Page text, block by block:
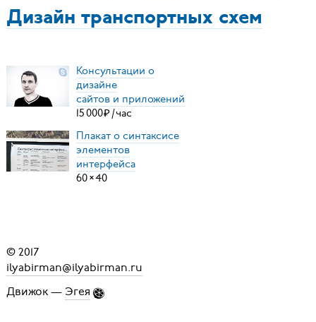
Дизайн транспортных схем
Консультации о
дизайне
сайтов и приложений
15000₽ /час
Плакат о синтаксисе
элементов
интерфейса
60×40
© 2017
ilyabirman@ilyabirman.ru
Движок — Эгея